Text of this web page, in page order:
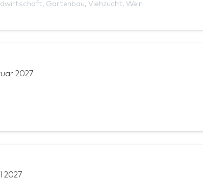
, Gartenbau, Viehzucht, Wein
2027
2027